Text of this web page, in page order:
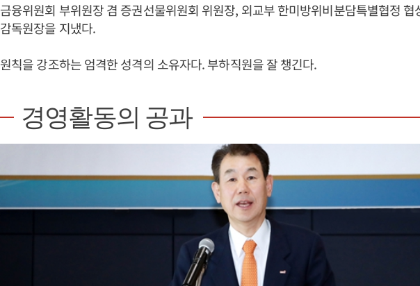
금융위원회 부위원장 겸 증권선물위원회 위원장, 외교부 한미방위비분담특별협정 협
감독원장을 지냈다.
원칙을 강조하는 엄격한 성격의 소유자다. 부하직원을 잘 챙긴다.
경영활동의 공과